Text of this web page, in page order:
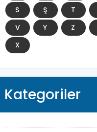
S
Ş T
V
Y Z
X
Kategoriler